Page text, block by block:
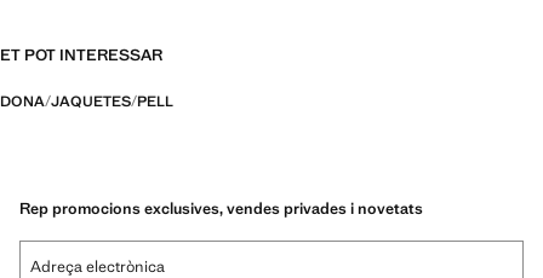
ET POT INTERESSAR
DONA JAQUETES PELL
Rep promocions exclusives, vendes privades i novetats
Adreça electrònica